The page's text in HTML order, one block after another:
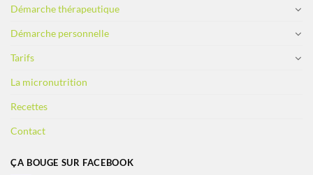
Démarche thérapeutique
Démarche personnelle
Tarifs
La micronutrition
Recettes
Contact
ÇA BOUGE SUR FACEBOOK